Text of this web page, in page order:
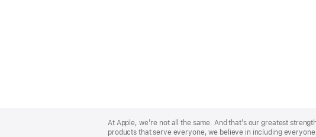
Footer
At Apple, we’re not all the same. And that’s our greatest
products that serve everyone, we believe in including